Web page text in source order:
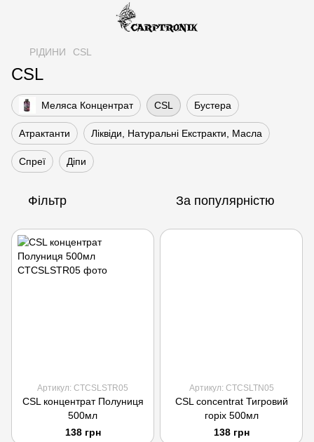
РІДИНИ CSL
CSL
Меляса Концентрат CSL Бустера
Атрактанти Ліквіди, Натуральні Екстракти, Масла
Спреї Діпи
Фільтр За популярністю
Артикул: CTCSLSTR05
CSL концентрат Полуниця
500мл
138 грн
Артикул: CTCSLTN05
CSL concentrat Тигровий
горіх 500мл
138 грн